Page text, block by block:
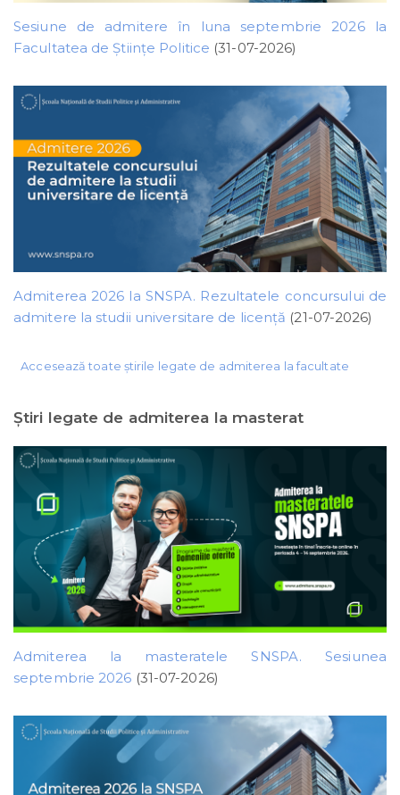
Sesiune de admitere în luna septembrie 2026 la
Facultatea de Științe Politice (31-07-2026)
Admiterea 2026 la SNSPA. Rezultatele concursului de
admitere la studii universitare de licență (21-07-2026)
Accesează toate știrile legate de admiterea la facultate
Ştiri legate de admiterea la masterat
Admiterea la masteratele SNSPA. Sesiunea
septembrie 2026 (31-07-2026)